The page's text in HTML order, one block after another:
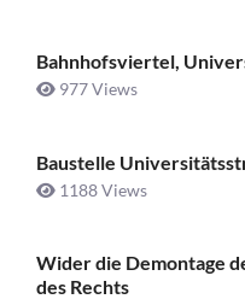
Bahnhofsviertel,
977 Views
Baustelle
1188 Views
Wider die Demontage
des Rechts